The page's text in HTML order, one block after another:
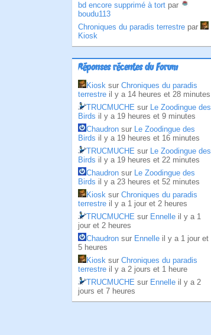
bd encore supprimé à tort par
boudu113
Chroniques du paradis terrestre par
Kiosk
Réponses récentes du Forum
Kiosk sur Chroniques du paradis
terrestre il y a 14 heures et 28 minutes
TRUCMUCHE sur Le Zoodingue des
Birds il y a 19 heures et 9 minutes
Chaudron sur Le Zoodingue des
Birds il y a 19 heures et 16 minutes
TRUCMUCHE sur Le Zoodingue des
Birds il y a 19 heures et 22 minutes
Chaudron sur Le Zoodingue des
Birds il y a 23 heures et 52 minutes
Kiosk sur Chroniques du paradis
terrestre il y a 1 jour et 2 heures
TRUCMUCHE sur Ennelle il y a 1
jour et 2 heures
Chaudron sur Ennelle il y a 1 jour et
5 heures
Kiosk sur Chroniques du paradis
terrestre il y a 2 jours et 1 heure
TRUCMUCHE sur Ennelle il y a 2
jours et 7 heures